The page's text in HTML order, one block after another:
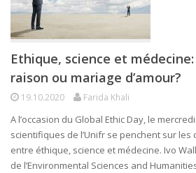
Ethique, science et
raison ou mariage d’amour?
19.10.2020 Farida Khali
A l’occasion du Global Ethic Day, le
scientifiques de l’Unifr se penchent sur les
entre éthique, science et médecine. Ivo
de l’Environmental Sciences and